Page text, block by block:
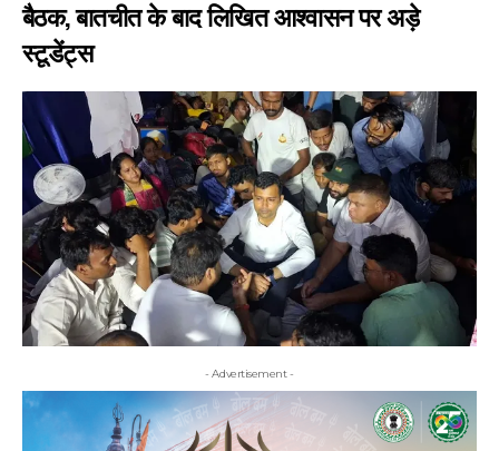
बैठक, बातचीत के बाद लिखित आश्वासन पर अड़े
स्टूडेंट्स
- Advertisement -